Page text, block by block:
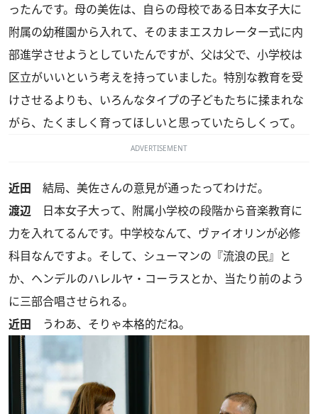
ったんです。母の美佐は、自らの母校である日本女子大に
附属の幼稚園から入れて、そのままエスカレーター式に内
部進学させようとしていたんですが、父は父で、小学校は
区立がいいという考えを持っていました。特別な教育を受
けさせるよりも、いろんなタイプの子どもたちに揉まれな
がら、たくましく育ってほしいと思っていたらしくって。
ADVERTISEMENT
近田 結局、美佐さんの意見が通ったってわけだ。
渡辺 日本女子大って、附属小学校の段階から音楽教育に
力を入れてるんです。中学校なんて、ヴァイオリンが必修
科目なんですよ。そして、シューマンの『流浪の民』と
か、ヘンデルのハレルヤ・コーラスとか、当たり前のよう
に三部合唱させられる。
近田 うわあ、そりゃ本格的だね。